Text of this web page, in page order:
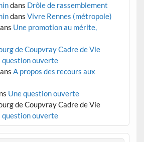
dans Drôle de rassemblement
dans Vivre Rennes (métropole)
Une promotion au mérite,
de Coupvray Cadre de Vie
question ouverte
A propos des recours aux
Une question ouverte
de Coupvray Cadre de Vie
question ouverte